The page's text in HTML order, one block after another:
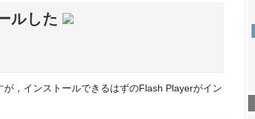
ルした
，インストールできるはずのFlash Playerがイン